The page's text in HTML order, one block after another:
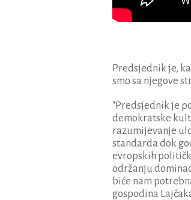
Predsjednik je,
smo sa njegove
"Predsjednik je
demokratske
razumijevanje
standarda dok
evropskih
održanju
biće nam
gospodina